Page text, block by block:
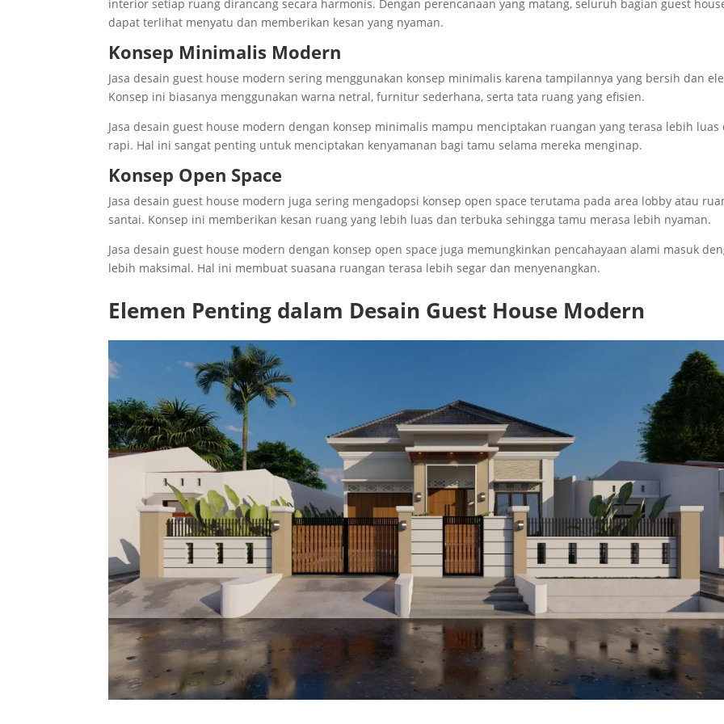
interior setiap ruang dirancang secara harmonis. Dengan perencanaan yang matang, seluruh bagian guest
dapat terlihat menyatu dan memberikan kesan yang nyaman.
Konsep Minimalis Modern
Jasa desain guest house modern sering menggunakan konsep minimalis karena tampilannya yang bersih dan
Konsep ini biasanya menggunakan warna netral, furnitur sederhana, serta tata ruang yang efisien.
Jasa desain guest house modern dengan konsep minimalis mampu menciptakan ruangan yang terasa lebih luas
rapi. Hal ini sangat penting untuk menciptakan kenyamanan bagi tamu selama mereka menginap.
Konsep Open Space
Jasa desain guest house modern juga sering mengadopsi konsep open space terutama pada area lobby atau
santai. Konsep ini memberikan kesan ruang yang lebih luas dan terbuka sehingga tamu merasa lebih nyaman.
Jasa desain guest house modern dengan konsep open space juga memungkinkan pencahayaan alami masuk
lebih maksimal. Hal ini membuat suasana ruangan terasa lebih segar dan menyenangkan.
Elemen Penting dalam Desain Guest House Modern